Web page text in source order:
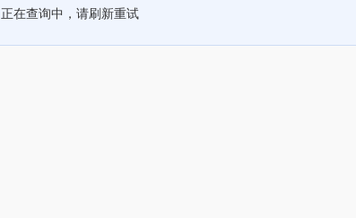
正在查询中，请刷新重试